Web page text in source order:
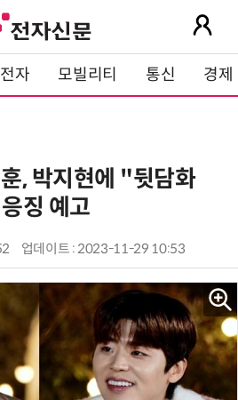
전자 모빌리티 통신 경제
, 박지현에 "뒷담화
징 예고
업데이트 : 2023-11-29 10:53